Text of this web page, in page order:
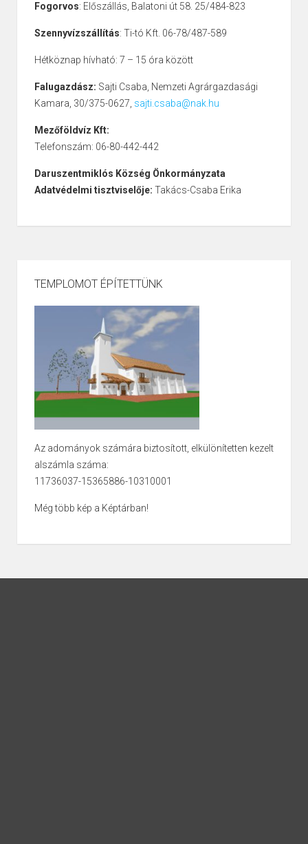
Fogorvos: Előszállás, Balatoni út 58. 25/484-823
Szennyvízszállítás: Ti-tó Kft. 06-78/487-589
Hétköznap hívható: 7 – 15 óra között
Falugazdász: Sajti Csaba, Nemzeti Agrárgazdasági
Kamara, 30/375-0627, sajti.csaba@nak.hu
Mezőföldvíz Kft:
Telefonszám: 06-80-442-442
Daruszentmiklós Község Önkormányzata
Adatvédelmi tisztviselője: Takács-Csaba Erika
TEMPLOMOT ÉPÍTETTÜNK
Az adományok számára biztosított, elkülönítetten kezelt
alszámla száma:
11736037-15365886-10310001
Még több kép a Képtárban!